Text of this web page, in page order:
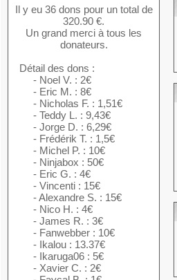
Il y eu 36 dons pour un total de
320.90 €.
Un grand merci à tous les
donateurs.
Détail des dons :
- Noel V. : 2€
- Eric M. : 8€
- Nicholas F. : 1,51€
- Teddy L. : 9,43€
- Jorge D. : 6,29€
- Frédérik T. : 1,5€
- Michel P. : 10€
- Ninjabox : 50€
- Eric G. : 4€
- Vincenti : 15€
- Alexandre S. : 15€
- Nico H. : 4€
- James R. : 3€
- Fanwebber : 10€
- Ikalou : 13.37€
- Ikaruga06 : 5€
- Xavier C. : 2€